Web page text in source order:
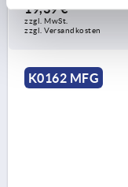
19,39 €
zzgl. MwSt.
zzgl. Versandkosten
K0162 MFG